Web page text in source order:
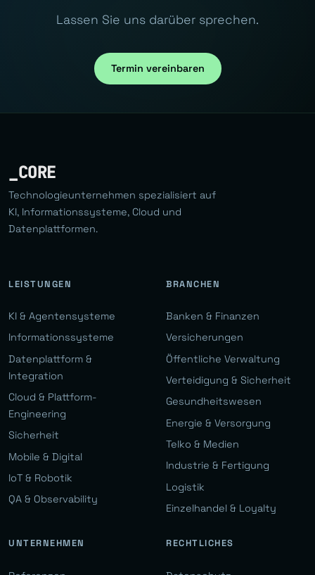
Lassen Sie uns darüber sprechen.
Termin vereinbaren
_CORE
Technologieunternehmen spezialisiert auf
KI, Informationssysteme, Cloud und
Datenplattformen.
LEISTUNGEN
KI & Agentensysteme
Informationssysteme
Datenplattform &
Integration
Cloud & Plattform-
Engineering
Sicherheit
Mobile & Digital
IoT & Robotik
QA & Observability
BRANCHEN
Banken & Finanzen
Versicherungen
Öffentliche Verwaltung
Verteidigung & Sicherheit
Gesundheitswesen
Energie & Versorgung
Telko & Medien
Industrie & Fertigung
Logistik
Einzelhandel & Loyalty
UNTERNEHMEN RECHTLICHES